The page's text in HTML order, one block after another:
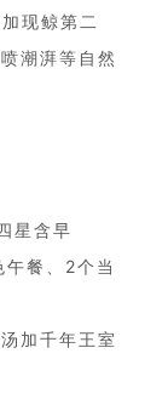
现鲸第二
潮湃等自然
星含早
餐、2个当
加千年王室